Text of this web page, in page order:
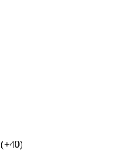
(+40)